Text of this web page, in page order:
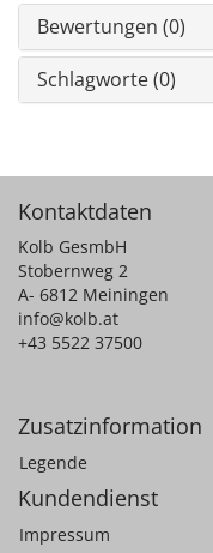
Bewertungen (0)
Schlagworte (0)
Kontaktdaten
Kolb GesmbH
Stobernweg 2
A- 6812 Meiningen
info@kolb.at
+43 5522 37500
Zusatzinformation
Legende
Kundendienst
Impressum